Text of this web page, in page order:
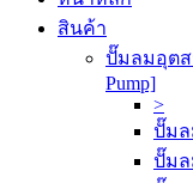
สินค้า
ปั๊มลมอุตส
Pump]
>
ปั๊มล
ปั๊มล